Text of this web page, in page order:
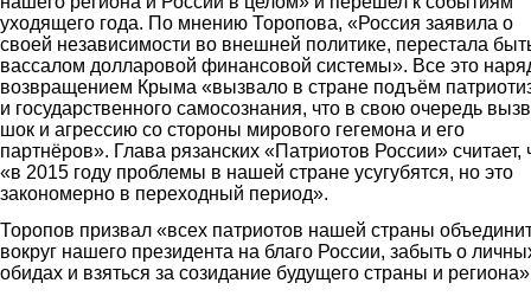
уходящего года. По мнению Торопова, «Россия заявила о
своей независимости во внешней политике, перестала
вассалом долларовой финансовой системы». Все это
возвращением Крыма «вызвало в стране подъём
и государственного самосознания, что в свою очередь
шок и агрессию со стороны мирового гегемона и его
партнёров». Глава рязанских «Патриотов России» считает,
«в 2015 году проблемы в нашей стране усугубятся, но это
закономерно в переходный период».
Торопов призвал «всех патриотов нашей страны
вокруг нашего президента на благо России, забыть о
обидах и взяться за созидание будущего страны и